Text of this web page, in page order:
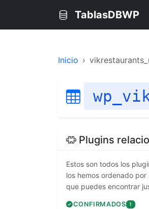
TablasDBWP
Inicio
Plugins
Estos son todos los
los hemos ordenado
que puedes encontrar
CONFIRMADOS 1